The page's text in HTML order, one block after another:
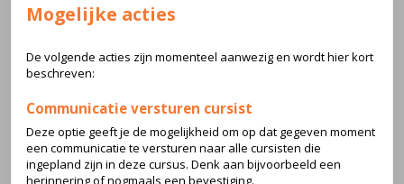
Mogelijke acties
De volgende acties zijn momenteel aanwezig en wordt hier kort
beschreven:
Communicatie versturen cursist
Deze optie geeft je de mogelijkheid om op dat gegeven moment
een communicatie te versturen naar alle cursisten die
ingepland zijn in deze cursus. Denk aan bijvoorbeeld een
herinnering of nogmaals een bevestiging.